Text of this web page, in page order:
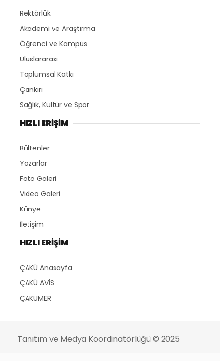
Rektörlük
Akademi ve Araştırma
Öğrenci ve Kampüs
Uluslararası
Toplumsal Katkı
Çankırı
Sağlık, Kültür ve Spor
HIZLI ERİŞİM
Bültenler
Yazarlar
Foto Galeri
Video Galeri
Künye
İletişim
HIZLI ERİŞİM
ÇAKÜ Anasayfa
ÇAKÜ AVİS
ÇAKÜMER
Tanıtım ve Medya Koordinatörlüğü © 2025